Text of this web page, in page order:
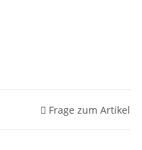
Frage zum Artikel